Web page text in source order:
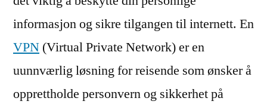
informasjon og sikre tilgangen til internett. En
VPN (Virtual Private Network) er en
uunnværlig løsning for reisende som ønsker å
opprettholde personvern og sikkerhet på